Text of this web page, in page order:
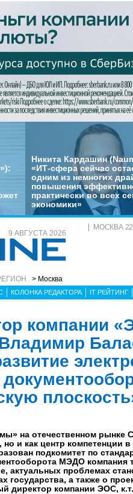
Никита Кардашин
«ИТ-сфера сейчас
одним из немногих
повышения
практически во всех
экономики»
9 АВГУСТА 2026
> Москва
МОСКВА
КОЛОНКА РЕДАКТОРА IT РЕЙТИНГ
компании
на отечественном рынке
и как центр компетенции
подкомитет по
МЭДО компания
актуальных проблемах
государства, а также о
директор компании ЭОС,